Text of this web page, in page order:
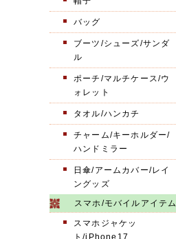
バッグ
ブーツ/シューズ/サンダ
ル
ポーチ/マルチケース/ウ
ォレット
タオル/ハンカチ
チャーム/キーホルダー/
ハンドミラー
日傘/アームカバー/レイ
ングッズ
スマホ/モバイルアイテム
スマホジャケッ
ト/iPhone17